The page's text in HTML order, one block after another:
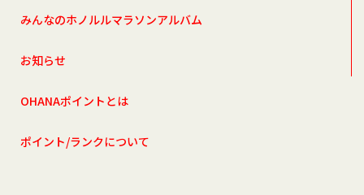
みんなのホノルルマラソンアルバム
お知らせ
OHANAポイントとは
ポイント/ランクについて